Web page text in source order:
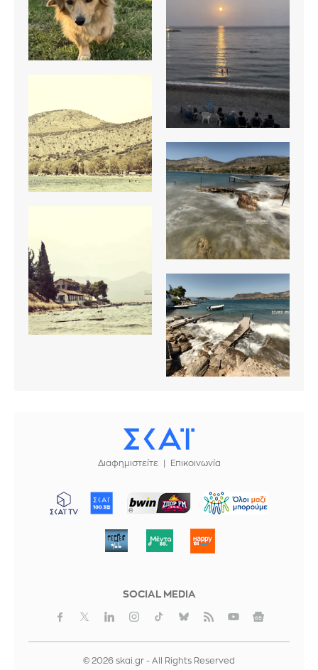
Διαφημιστείτε Επικοινωνία
ΜΠΟΡΟΥΜΕ
SOCIAL MEDIA
© 2026 skai.gr - All Rights Reserved